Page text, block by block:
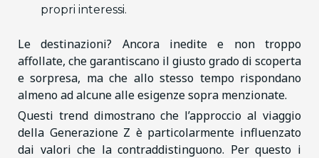
propri interessi.
Le destinazioni? Ancora inedite e non troppo
affollate, che garantiscano il giusto grado di scoperta
e sorpresa, ma che allo stesso tempo rispondano
almeno ad alcune alle esigenze sopra menzionate.
Questi trend dimostrano che l’approccio al viaggio
della Generazione Z è particolarmente influenzato
dai valori che la contraddistinguono. Per questo i